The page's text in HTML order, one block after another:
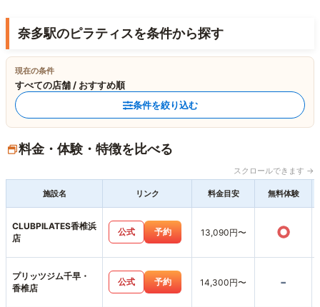
奈多駅のピラティスを条件から探す
現在の条件
すべての店舗 / おすすめ順
条件を絞り込む
料金・体験・特徴を比べる
スクロールできます →
施設名 リンク 料金目安 無料体験
CLUBPILATES香椎浜
店
公式 予約 13,090円〜 ○
プリッツジム千早・
香椎店
公式 予約 14,300円〜 -